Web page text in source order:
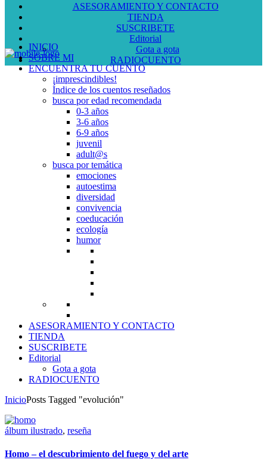
ASESORAMIENTO Y CONTACTO
TIENDA
SUSCRIBETE
Editorial
Gota a gota
RADIOCUENTO
INICIO
SOBRE MI
ENCUENTRA TU CUENTO
¡imprescindibles!
Índice de los cuentos reseñados
busca por edad recomendada
0-3 años
3-6 años
6-9 años
juvenil
adult@s
busca por temática
emociones
autoestima
diversidad
convivencia
coeducación
ecología
humor
ASESORAMIENTO Y CONTACTO
TIENDA
SUSCRIBETE
Editorial
Gota a gota
RADIOCUENTO
InicioPosts Tagged "evolución"
álbum ilustrado, reseña
Homo – el descubrimiento del fuego y del arte